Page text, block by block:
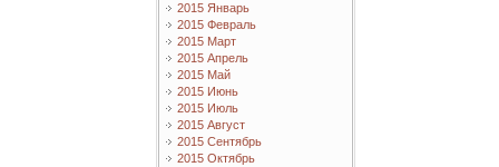
2015 Январь
2015 Февраль
2015 Март
2015 Апрель
2015 Май
2015 Июнь
2015 Июль
2015 Август
2015 Сентябрь
2015 Октябрь